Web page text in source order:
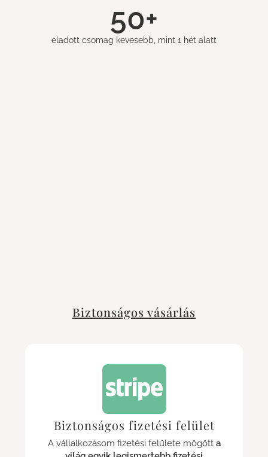
eladott csomag kevesebb, mint 1 hét alatt
50+
Biztonságos vásárlás
Biztonságos fizetési felület
A vállalkozásom fizetési felülete mögött a